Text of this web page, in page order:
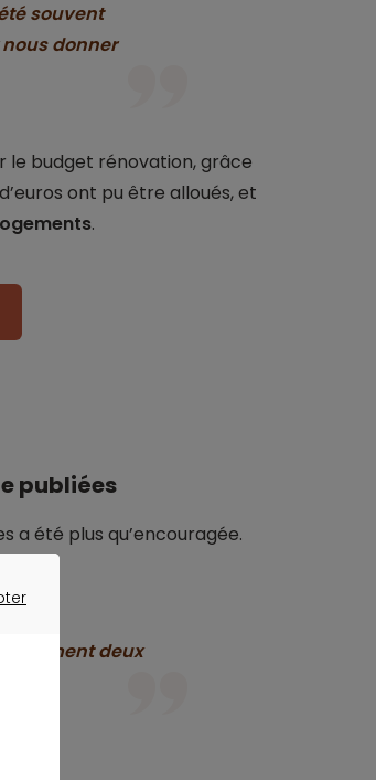
souvent
donner
le budget rénovation, grâce
ont pu être alloués, et
.
publiées
a été plus qu’encouragée.
deux